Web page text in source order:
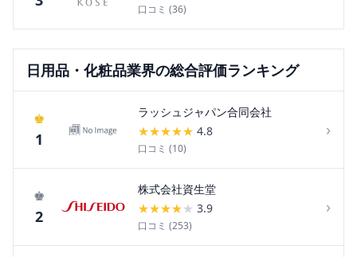
口コミ (36)
日用品・化粧品業界の総合評価ランキング
♚
1
ラッシュジャパン合同会社
★★★★★ 4.8
口コミ (10)
›
♚
2
株式会社資生堂
★★★★★ 3.9
口コミ (253)
›